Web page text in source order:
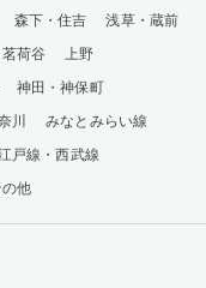
森下・住吉
浅草・蔵前
荷谷
上野
神田・神保町
川
みなとみらい線
戸線・西武線
の他